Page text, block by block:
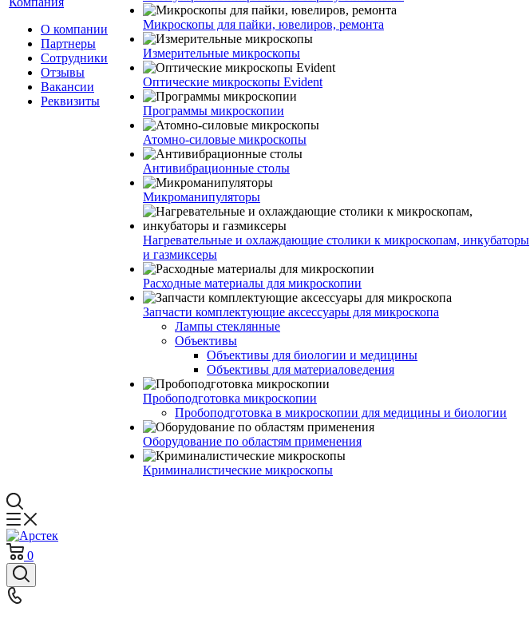
О компании
Партнеры
Сотрудники
Отзывы
Вакансии
Реквизиты
Микроскопы для пайки, ювелиров, ремонта
Измерительные микроскопы
Оптические микроскопы Evident
Программы микроскопии
Атомно-силовые микроскопы
Антивибрационные столы
Микроманипуляторы
Нагревательные и охлаждающие столики к микроскопам, инкубаторы
и газмиксеры
Расходные материалы для микроскопии
Запчасти комплектующие аксессуары для микроскопа
Лампы стеклянные
Объективы
Объективы для биологии и медицины
Объективы для материаловедения
Пробоподготовка микроскопии
Пробоподготовка в микроскопии для медицины и биологии
Оборудование по областям применения
Криминалистические микроскопы
0